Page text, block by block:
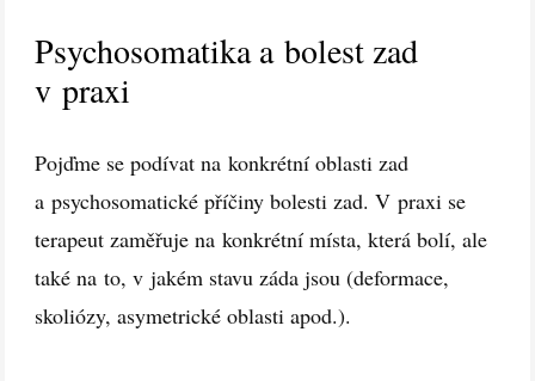
Psychosomatika a bolest zad
v praxi
Pojďme se podívat na konkrétní oblasti zad
a psychosomatické příčiny bolesti zad. V praxi se
terapeut zaměřuje na konkrétní místa, která bolí, ale
také na to, v jakém stavu záda jsou (deformace,
skoliózy, asymetrické oblasti apod.).